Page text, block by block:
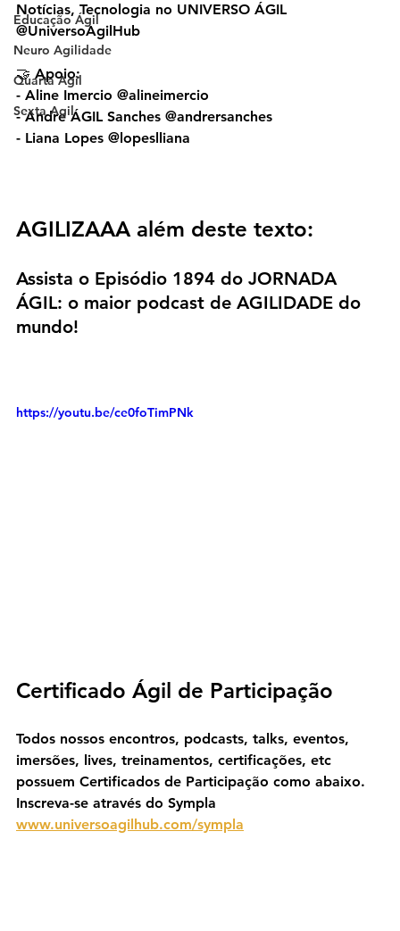
Educação Ágil
Neuro Agilidade
Quarta Agil
Sexta Agil
Notícias, Tecnologia no UNIVERSO ÁGIL
@UniversoAgilHub
🤝 Apoio:
- Aline Imercio @alineimercio
- Andre ÁGIL Sanches @andrersanches
- Liana Lopes @lopeslliana
AGILIZAAA além deste texto:
Assista o Episódio 1894 do JORNADA
ÁGIL: o maior podcast de AGILIDADE do
mundo!
https://youtu.be/ce0foTimPNk
Certificado Ágil de Participação
Todos nossos encontros, podcasts, talks, eventos,
imersões, lives, treinamentos, certificações, etc
possuem Certificados de Participação como abaixo.
Inscreva-se através do Sympla
www.universoagilhub.com/sympla